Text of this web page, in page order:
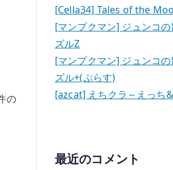
の
[Cella34] Tales of the
[マンプクマン] ジュンコ
ズルZ
[マンプクマン] ジュンコ
ズル+(ぷらす)
[azcat] えちクラ～えっち
最近のコメント